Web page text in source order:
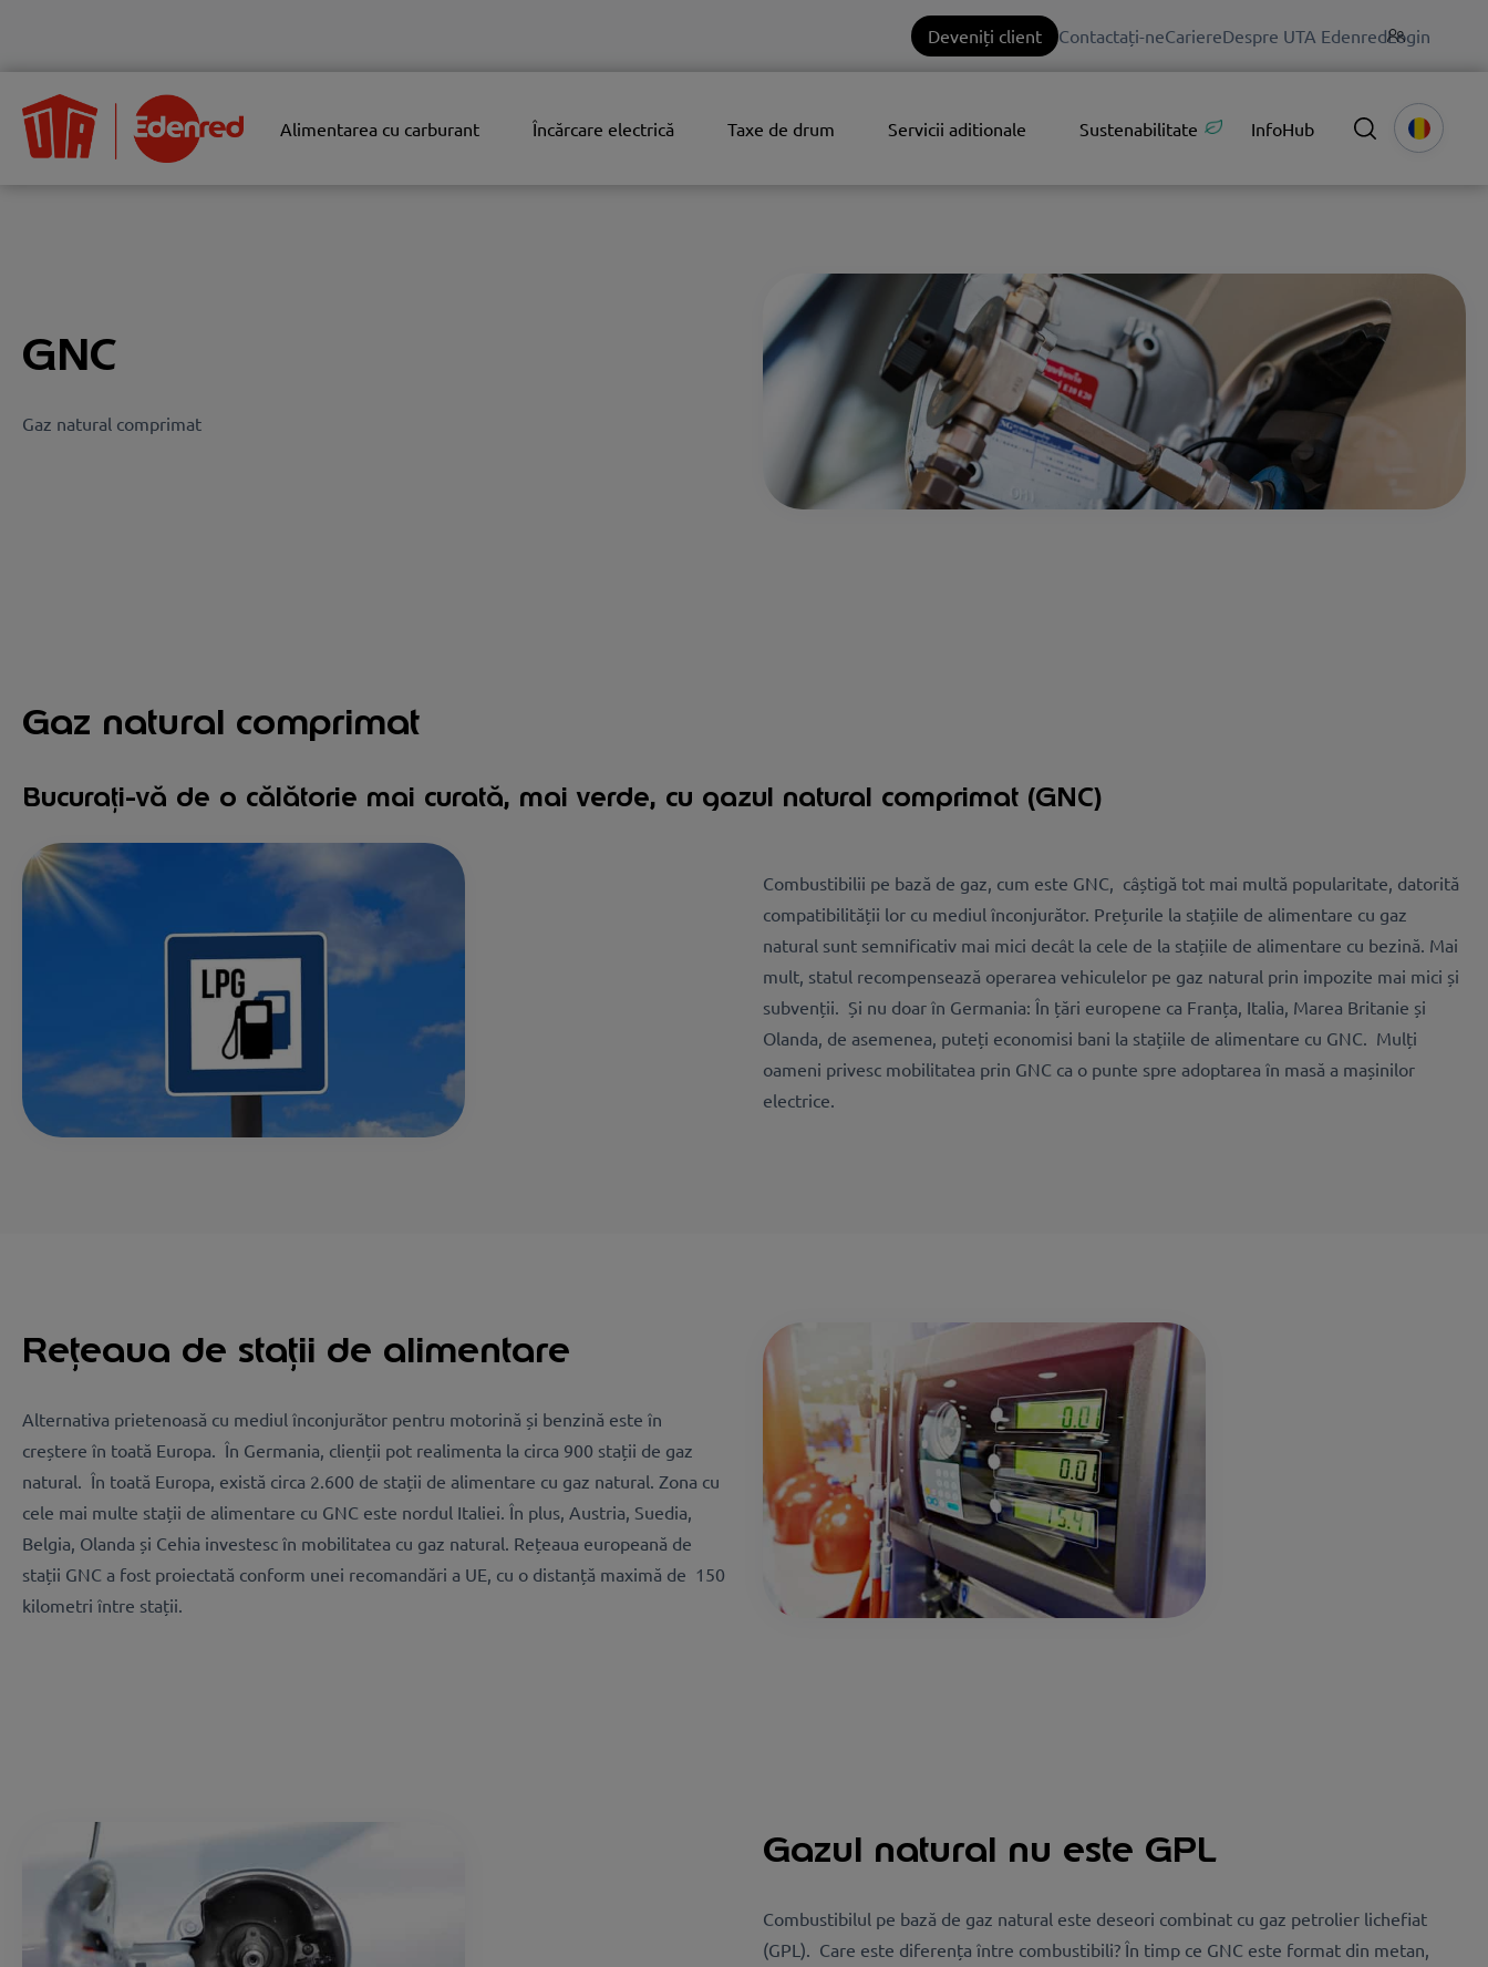
Deveniți client Contactați-neCariereDespre UTA EdenredLogin
Alimentarea cu carburant Încărcare electrică Taxe de drum Servicii aditionale Sustenabilitate InfoHub
GNC
Gaz natural comprimat
Gaz natural comprimat
Bucurați-vă de o călătorie mai curată, mai verde, cu gazul natural comprimat (GNC)
Combustibilii pe bază de gaz, cum este GNC, câștigă tot mai multă popularitate, datorită
compatibilității lor cu mediul înconjurător. Prețurile la stațiile de alimentare cu gaz
natural sunt semnificativ mai mici decât la cele de la stațiile de alimentare cu bezină. Mai
mult, statul recompensează operarea vehiculelor pe gaz natural prin impozite mai mici și
subvenții. Și nu doar în Germania: În țări europene ca Franța, Italia, Marea Britanie și
Olanda, de asemenea, puteți economisi bani la stațiile de alimentare cu GNC. Mulți
oameni privesc mobilitatea prin GNC ca o punte spre adoptarea în masă a mașinilor
electrice.
Rețeaua de stații de alimentare
Alternativa prietenoasă cu mediul înconjurător pentru motorină și benzină este în
creștere în toată Europa. În Germania, clienții pot realimenta la circa 900 stații de gaz
natural. În toată Europa, există circa 2.600 de stații de alimentare cu gaz natural. Zona cu
cele mai multe stații de alimentare cu GNC este nordul Italiei. În plus, Austria, Suedia,
Belgia, Olanda și Cehia investesc în mobilitatea cu gaz natural. Rețeaua europeană de
stații GNC a fost proiectată conform unei recomandări a UE, cu o distanță maximă de 150
kilometri între stații.
Gazul natural nu este GPL
Combustibilul pe bază de gaz natural este deseori combinat cu gaz petrolier lichefiat
(GPL). Care este diferența între combustibili? În timp ce GNC este format din metan,